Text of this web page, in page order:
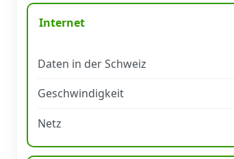
Internet
Daten in der Schweiz
Geschwindigkeit
Netz